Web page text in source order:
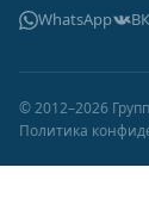
WhatsApp
© 2012–2026
Политика